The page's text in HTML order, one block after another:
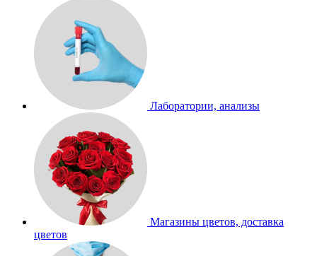
Лаборатории, анализы
Магазины цветов, доставка
цветов